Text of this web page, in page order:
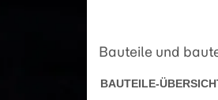
Bauteile und
BAUTEILE-